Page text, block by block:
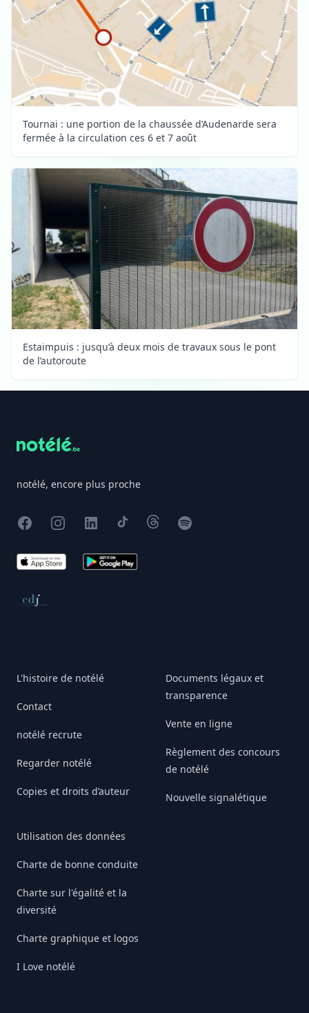
Tournai : une portion de la chaussée d’Audenarde sera
fermée à la circulation ces 6 et 7 août
Estaimpuis : jusqu’à deux mois de travaux sous le pont
de l’autoroute
notélé, encore plus proche
FacebookInstagram
X TikTokThreadsSpotify
App Store Google Play
Conseil de déontologie journalistique
L'histoire de notélé
Contact
notélé recrute
Regarder notélé
Copies et droits d’auteur
Utilisation des données
Charte de bonne conduite
Charte sur l'égalité et la
diversité
Charte graphique et logos
I Love notélé
Documents légaux et
transparence
Vente en ligne
Règlement des concours
de notélé
Nouvelle signalétique